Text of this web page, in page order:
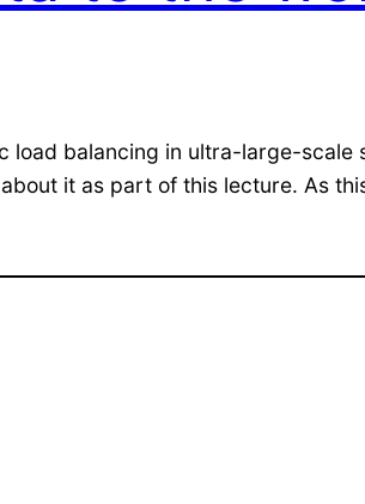
load balancing in ultra-large-scale
it as part of this lecture. As